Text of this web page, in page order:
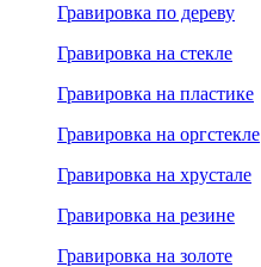
Гравировка по дереву
Гравировка на стекле
Гравировка на пластике
Гравировка на оргстекле
Гравировка на хрустале
Гравировка на резине
Гравировка на золоте